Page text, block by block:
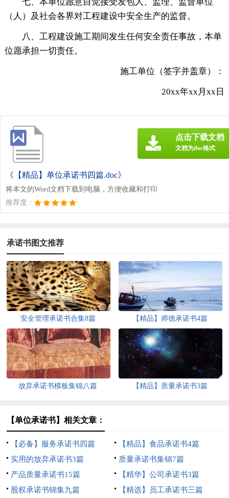
（人）及社会各界对工程建设中安全生产的监督。
八、工程建设施工期间发生任何安全责任事故，本单
位愿承担一切责任。
施工单位（签字并盖章）：
20xx年xx月xx日
《【精品】单位承诺书四篇.doc》
将本文的Word文档下载到电脑，方便收藏和打印
推荐度：
点击下载文档
文档为doc格式
承诺书图文推荐
安全管理承诺书合集8篇 【精品】师德承诺书4篇
放弃承诺书模板集锦八篇 【精品】质量承诺书3篇
【单位承诺书】相关文章：
【必备】服务承诺书四篇
【精品】食品承诺书4篇
实用的放弃承诺书3篇
质量承诺书集锦7篇
产品质量承诺书15篇
【精华】公司承诺书3篇
股权承诺书锦集九篇
【精选】员工承诺书三篇